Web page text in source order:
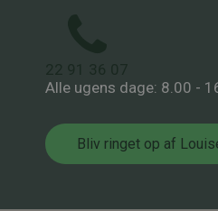
Alle ugens dage: 8.00 -
Bliv ringet op af